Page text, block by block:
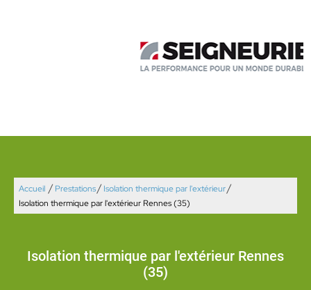
Accueil /Prestations/Isolation thermique par l'extérieur/
Isolation thermique par l'extérieur Rennes (35)
Isolation thermique par l'extérieur Rennes
(35)